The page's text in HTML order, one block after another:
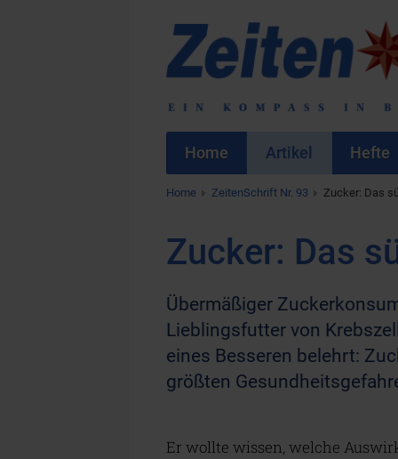
Home Artikel Hefte
Home ZeitenSchrift Nr. 93 Zucker: Das
Zucker: Das
Übermäßiger
Lieblingsfutter von
eines Besseren belehrt:
größten
Er wollte wissen, welche